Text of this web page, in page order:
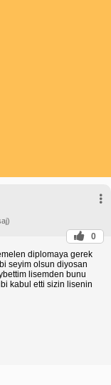
0
diplomaya gerek
seyim olsun diyosan
lisemden bunu
kabul etti sizin lisenin